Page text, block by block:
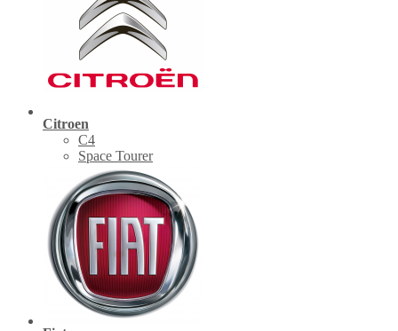
Citroen
C4
Space Tourer